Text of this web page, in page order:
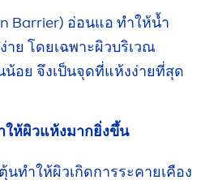
Barrier) อ่อนแอ ทำให้น้ำ
าย โดยเฉพาะผิวบริเวณ
อย จึงเป็นจุดที่แห้งง่ายที่สุด
ห้ผิวแห้งมากยิ่งขึ้น
ทำให้ผิวเกิดการระคายเคือง